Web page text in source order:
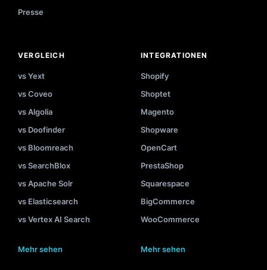
Presse
VERGLEICH
vs Yext
vs Coveo
vs Algolia
vs Doofinder
vs Bloomreach
vs SearchBlox
vs Apache Solr
vs Elasticsearch
vs Vertex AI Search
Mehr sehen
INTEGRATIONEN
Shopify
Shoptet
Magento
Shopware
OpenCart
PrestaShop
Squarespace
BigCommerce
WooCommerce
Mehr sehen